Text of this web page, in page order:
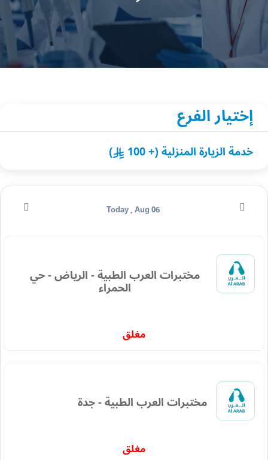
إختيار الفرع
خدمة الزيارة المنزلية (+ 100 )
مختبرات العرب الطبية - الرياض - حي
الحمراء
مغلق
مختبرات العرب الطبية - جدة
مغلق